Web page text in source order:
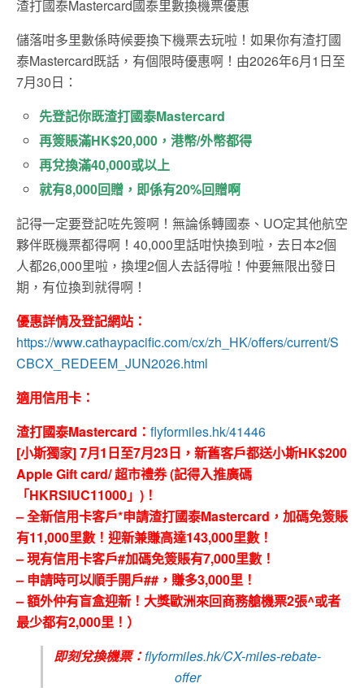
渣打國泰Mastercard國泰里數換機票優惠
儲落咁多里數係時候要換下機票去玩啦！如果你有渣打國
泰Mastercard既話，有個限時優惠啊！由2026年6月1日至
7月30日：
先登記你既渣打國泰Mastercard
再簽賬滿HK$20,000，港幣/外幣都得
再兌換滿40,000或以上
就有8,000回贈，即係有20%回贈啊
記得一定要登記咗先簽啊！無論係轉國泰、UO定其他航空
夥伴既機票都得啊！40,000里話咁快換到啦，去日本2個
人都26,000里啦，換埋2個人去話得啦！仲要無限出發日
期，有位換到就得啊！
優惠詳情及登記網站：
https://www.cathaypacific.com/cx/zh_HK/offers/current/S
CBCX_REDEEM_JUN2026.html
適用信用卡：
渣打國泰Mastercard： flyformiles.hk/41446
[小斯獨家] 7月1日至7月23日，新舊客戶都送小斯HK$200
Apple Gift card/ 超市禮券 (記得入推廣碼
「HKRSIUC11000」)！
– 全新信用卡客戶*申請渣打國泰Mastercard，加碼免簽賬
有11,000里數！迎新兼賺高達143,000里數！
– 現有信用卡客戶#加碼免簽賬有7,000里數！
– 申請時可以順手開戶##，賺多3,000里！
– 額外仲有盲盒迎新！大獎歐洲來回商務艙機票2張^或者
最少都有2,000里！）
即刻兌換機票：flyformiles.hk/CX-miles-rebate-
offer